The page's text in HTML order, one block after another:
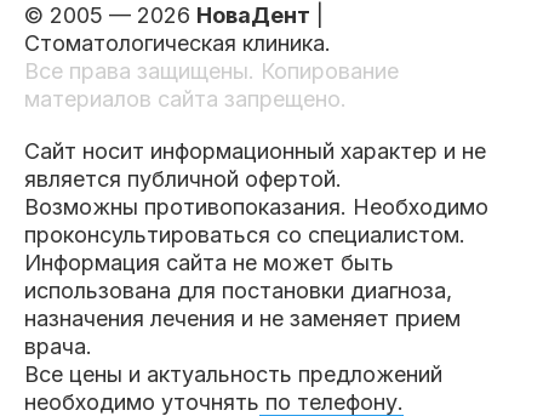
© 2005 — 2026 НоваДент
Стоматологическая клиника.
Все права защищены. Копирование
материалов сайта запрещено.
Сайт носит информационный характер и не
является публичной офертой.
Возможны противопоказания. Необходимо
проконсультироваться со специалистом.
Информация сайта не может быть
использована для постановки диагноза,
назначения лечения и не заменяет прием
врача.
Все цены и актуальность предложений
необходимо уточнять по телефону.